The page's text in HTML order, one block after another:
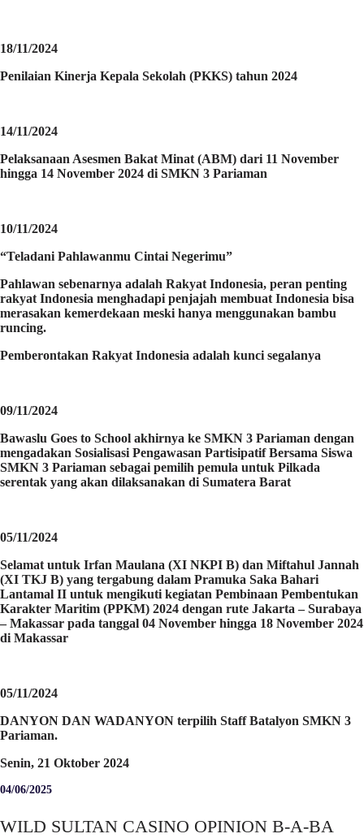
18/11/2024
Penilaian Kinerja Kepala Sekolah (PKKS) tahun 2024
14/11/2024
Pelaksanaan Asesmen Bakat Minat (ABM) dari 11 November
hingga 14 November 2024 di SMKN 3 Pariaman
10/11/2024
“Teladani Pahlawanmu Cintai Negerimu”
Pahlawan sebenarnya adalah Rakyat Indonesia, peran penting
rakyat Indonesia menghadapi penjajah membuat Indonesia bisa
merasakan kemerdekaan meski hanya menggunakan bambu
runcing.
Pemberontakan Rakyat Indonesia adalah kunci segalanya
09/11/2024
Bawaslu Goes to School akhirnya ke SMKN 3 Pariaman dengan
mengadakan Sosialisasi Pengawasan Partisipatif Bersama Siswa
SMKN 3 Pariaman sebagai pemilih pemula untuk Pilkada
serentak yang akan dilaksanakan di Sumatera Barat
05/11/2024
Selamat untuk Irfan Maulana (XI NKPI B) dan Miftahul Jannah
(XI TKJ B) yang tergabung dalam Pramuka Saka Bahari
Lantamal II untuk mengikuti kegiatan Pembinaan Pembentukan
Karakter Maritim (PPKM) 2024 dengan rute Jakarta – Surabaya
– Makassar pada tanggal 04 November hingga 18 November 2024
di Makassar
05/11/2024
DANYON DAN WADANYON terpilih Staff Batalyon SMKN 3
Pariaman.
Senin, 21 Oktober 2024
04/06/2025
WILD SULTAN CASINO OPINION B-A-BA